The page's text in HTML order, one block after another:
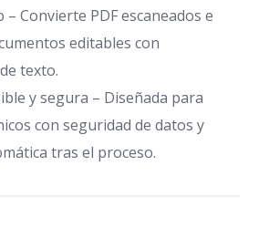
– Convierte PDF escaneados e
editables con
texto.
y segura – Diseñada para
con seguridad de datos y
tras el proceso.